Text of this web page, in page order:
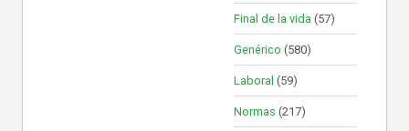
Final de la vida (57)
Genérico (580)
Laboral (59)
Normas (217)